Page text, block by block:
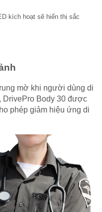
kích hoạt sẽ hiển thị sắc
mờ khi người dùng di
DrivePro Body 30 được
phép giảm hiệu ứng di